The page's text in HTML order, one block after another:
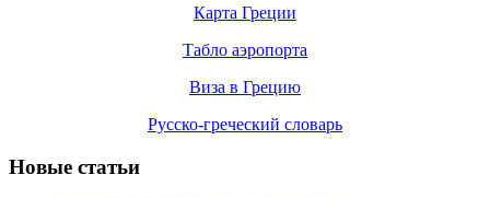
Карта Греции
Табло аэропорта
Виза в Грецию
Русско-греческий словарь
Новые статьи